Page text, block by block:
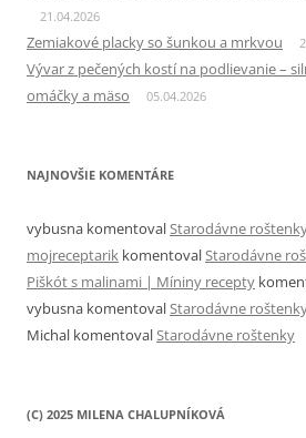
21.04.2026
Zemiakové placky so šunkou a mrkvou
Vývar z pečených kostí na podlievanie –
omáčky a mäso
05.04.2026
NAJNOVŠIE KOMENTÁRE
vybusna komentovalStarodávne
mojreceptarik komentovalStarodávne
Piškót s malinami | Míniny recepty
vybusna komentovalStarodávne
Michal komentovalStarodávne roštenky
(C) 2025 MILENA CHALUPNÍKOVÁ